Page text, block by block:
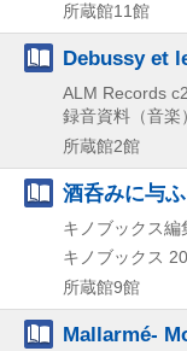
所蔵館11館
Debussy et
ALM Records
録音資料（音楽
所蔵館2館
酒呑みに与
キノブックス編
キノブックス
所蔵館9館
Mallarmé-